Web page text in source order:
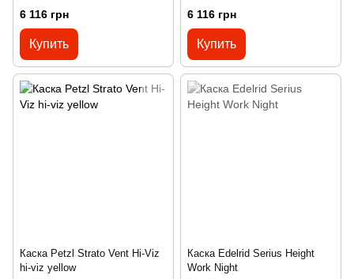
6 116 грн
Купить
6 116 грн
Купить
Каска Petzl Strato Vent Hi-Viz
hi-viz yellow
Каска Edelrid Serius Height
Work Night